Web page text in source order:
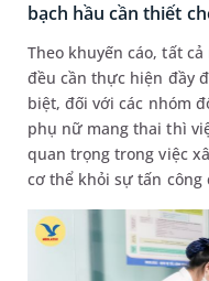
bạch hầu cần thiết
Theo khuyến cáo, tất
đều cần thực hiện đầy
biệt, đối với các nhóm
phụ nữ mang thai thì
quan trọng trong việc
cơ thể khỏi sự tấn công